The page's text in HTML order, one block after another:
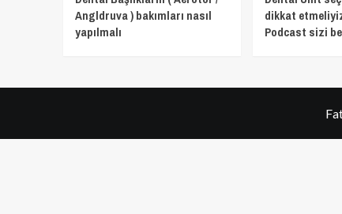
Nasıl
Olmalı?
Angldruva ) bakımları nasıl
yapılmalı
dikkat
Podcast sizi